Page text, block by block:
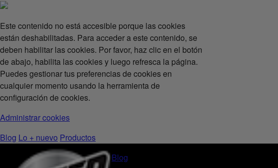
Este contenido no está accesible porque las cookies
están deshabilitadas. Para acceder a este contenido, se
deben habilitar las cookies. Por favor, haz clic en el botón
de abajo, habilita las cookies y luego refresca la página.
Puedes gestionar tus preferencias de cookies en
cualquier momento usando la herramienta de
configuración de cookies.
Administrar cookies
Blog Lo + nuevo Productos
Blog